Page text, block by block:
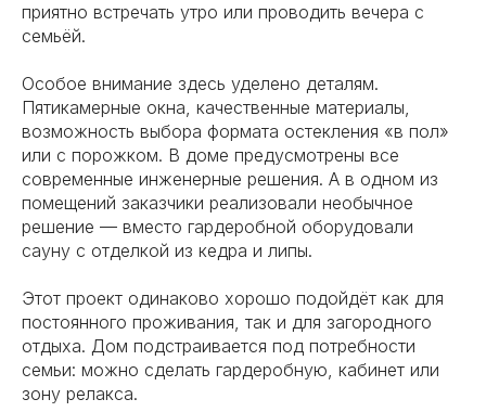
приятно встречать утро или проводить вечера с
семьёй.
Особое внимание здесь уделено деталям.
Пятикамерные окна, качественные материалы,
возможность выбора формата остекления «в пол»
или с порожком. В доме предусмотрены все
современные инженерные решения. А в одном из
помещений заказчики реализовали необычное
решение — вместо гардеробной оборудовали
сауну с отделкой из кедра и липы.
Этот проект одинаково хорошо подойдёт как для
постоянного проживания, так и для загородного
отдыха. Дом подстраивается под потребности
семьи: можно сделать гардеробную, кабинет или
зону релакса.